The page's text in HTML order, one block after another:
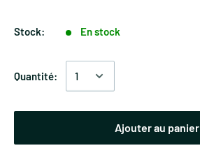
Stock: En stock
Quantité:
Ajouter au panier